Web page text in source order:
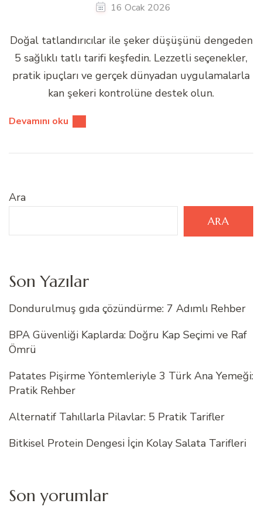
16 Ocak 2026
Doğal tatlandırıcılar ile şeker düşüşünü dengeden
5 sağlıklı tatlı tarifi keşfedin. Lezzetli seçenekler,
pratik ipuçları ve gerçek dünyadan uygulamalarla
kan şekeri kontrolüne destek olun.
Devamını oku
Ara
ARA
Son Yazılar
Dondurulmuş gıda çözündürme: 7 Adımlı Rehber
BPA Güvenliği Kaplarda: Doğru Kap Seçimi ve Raf
Ömrü
Patates Pişirme Yöntemleriyle 3 Türk Ana Yemeği:
Pratik Rehber
Alternatif Tahıllarla Pilavlar: 5 Pratik Tarifler
Bitkisel Protein Dengesi İçin Kolay Salata Tarifleri
Son yorumlar